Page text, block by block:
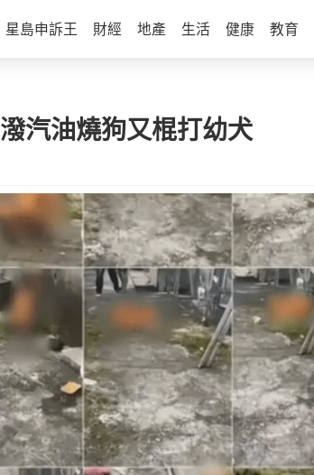
星島申訴王 財經 地產 生活 健康 教育
汽油燒狗又棍打幼犬